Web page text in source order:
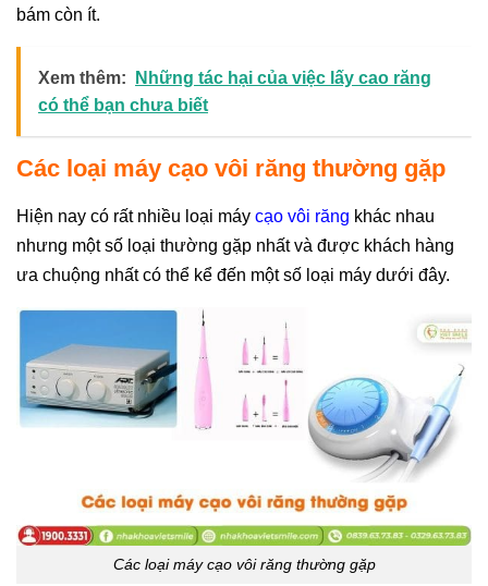
bám còn ít.
Xem thêm:
Những tác hại của việc lấy cao răng
có thể bạn chưa biết
Các loại máy cạo vôi răng thường gặp
Hiện nay có rất nhiều loại máy cạo vôi răng khác nhau
nhưng một số loại thường gặp nhất và được khách hàng
ưa chuộng nhất có thể kể đến một số loại máy dưới đây.
Các loại máy cạo vôi răng thường gặp